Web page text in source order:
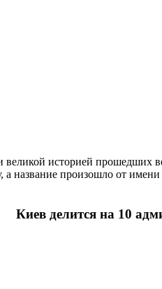
историей прошедших
название произошло от
Киев делится на 10